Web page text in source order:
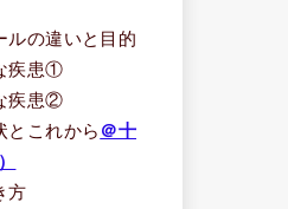
ルの違いと目的
疾患①
疾患②
とこれから ＠十
方